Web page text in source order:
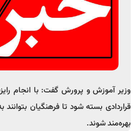
وزیر آموزش و پرورش گفت: با انجام
قراردادی بسته شود تا فرهنگیان
بهره‌مند شوند.